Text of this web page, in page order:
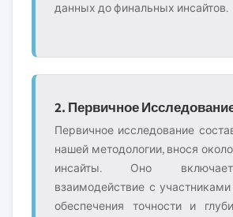
данных до финальных инсайтов.
2. Первичное
Первичное исследование
нашей методологии, внося
инсайты. Оно
взаимодействие с
обеспечения точности и